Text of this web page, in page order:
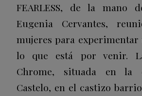
FEARLESS, de la mano
Eugenia Cervantes,
mujeres para experimentar
lo que está por venir.
Chrome, situada en la
Castelo, en el castizo